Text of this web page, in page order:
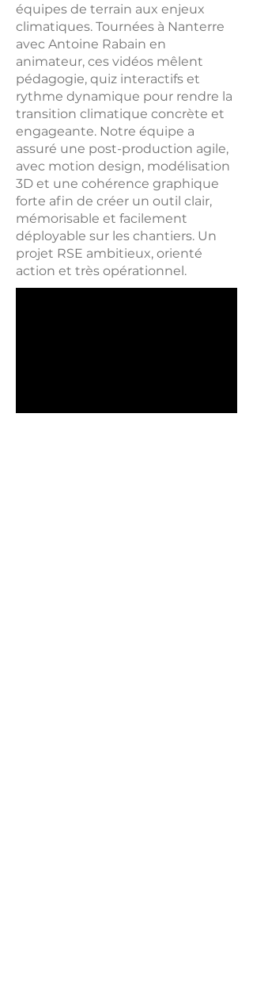
équipes de terrain aux enjeux
climatiques. Tournées à Nanterre
avec Antoine Rabain en
animateur, ces vidéos mêlent
pédagogie, quiz interactifs et
rythme dynamique pour rendre la
transition climatique concrète et
engageante. Notre équipe a
assuré une post-production agile,
avec motion design, modélisation
3D et une cohérence graphique
forte afin de créer un outil clair,
mémorisable et facilement
déployable sur les chantiers. Un
projet RSE ambitieux, orienté
action et très opérationnel.